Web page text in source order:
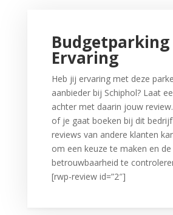
Budgetparking
Ervaring
Heb jij ervaring met deze
aanbieder bij Schiphol? Laat
achter met daarin jouw
of je gaat boeken bij dit
reviews van andere klanten
om een keuze te maken en de
betrouwbaarheid te
[rwp-review id=”2″]